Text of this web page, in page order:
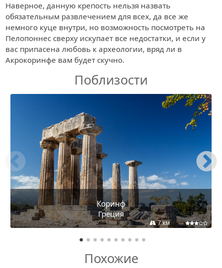
Наверное, данную крепость нельзя назвать
обязательным развлечением для всех, да все же
немного куце внутри, но возможность посмотреть на
Пелопоннес сверху искупает все недостатки, и если у
вас припасена любовь к археологии, вряд ли в
Акрокоринфе вам будет скучно.
Поблизости
Коринф
Греция
7 км
Похожие